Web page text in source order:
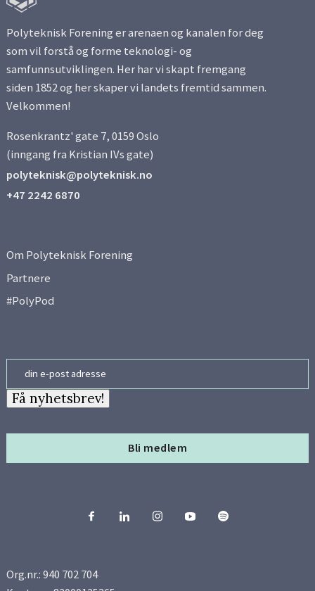
Polyteknisk Forening er arenaen og kanalen for deg
som vil forstå og forme teknologi- og
samfunnsutviklingen. Her har vi skapt fremgang
siden 1852 og her skaper vi landets fremtid sammen.
Velkommen!
Rosenkrantz' gate 7, 0159 Oslo
(inngang fra Kristian IVs gate)
polyteknisk@polyteknisk.no
+47 2242 6870
Om Polyteknisk Forening
Partnere
#PolyPod
Bli medlem
Få nyhetsbrev!
Org.nr.: 940 702 704